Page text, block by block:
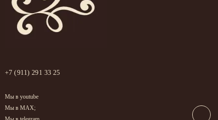
+7 (911) 291 33 25
Мы в youtube
Мы в MAX;